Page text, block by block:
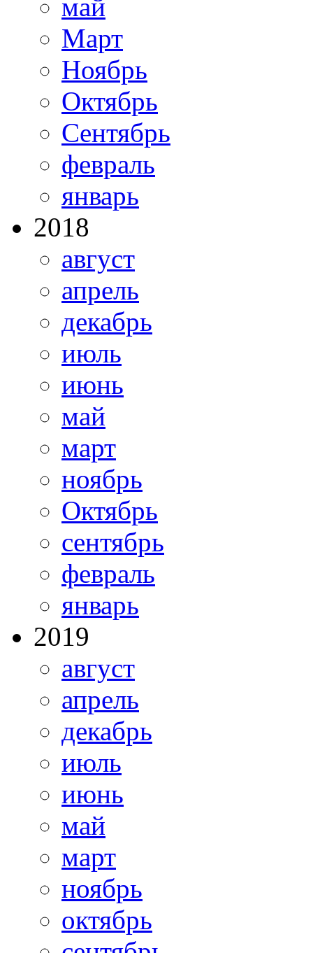
май
Март
Ноябрь
Октябрь
Сентябрь
февраль
январь
2018
август
апрель
декабрь
июль
июнь
май
март
ноябрь
Октябрь
сентябрь
февраль
январь
2019
август
апрель
декабрь
июль
июнь
май
март
ноябрь
октябрь